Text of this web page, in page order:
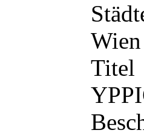
Wien
Titel